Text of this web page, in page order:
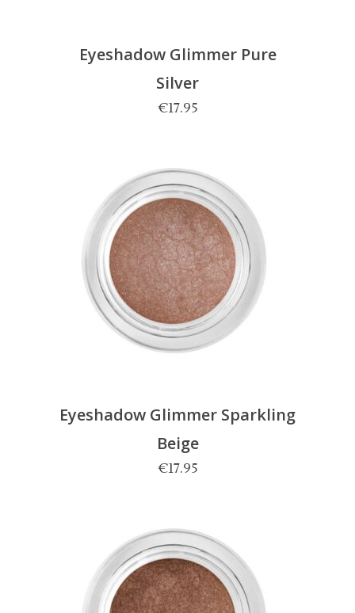
Eyeshadow Glimmer Pure
Silver
€17.95
Eyeshadow Glimmer Sparkling
Beige
€17.95